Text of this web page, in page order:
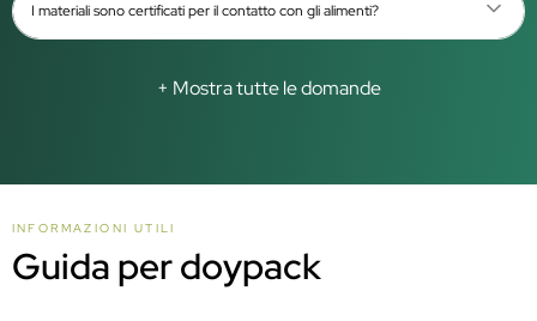
I materiali sono certificati per il contatto con gli alimenti?
+ Mostra tutte le domande
INFORMAZIONI UTILI
Guida per doypack